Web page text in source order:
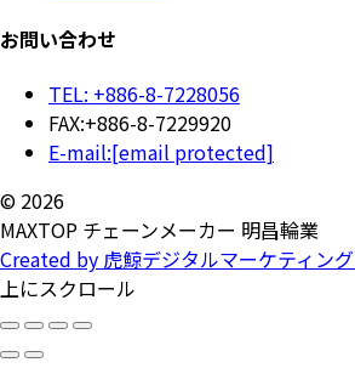
お問い合わせ
TEL: +886-8-7228056
FAX:+886-8-7229920
E-mail:[email protected]
© 2026
MAXTOP チェーンメーカー 明昌輪業
Created by 虎鯨デジタルマーケティン
上にスクロール